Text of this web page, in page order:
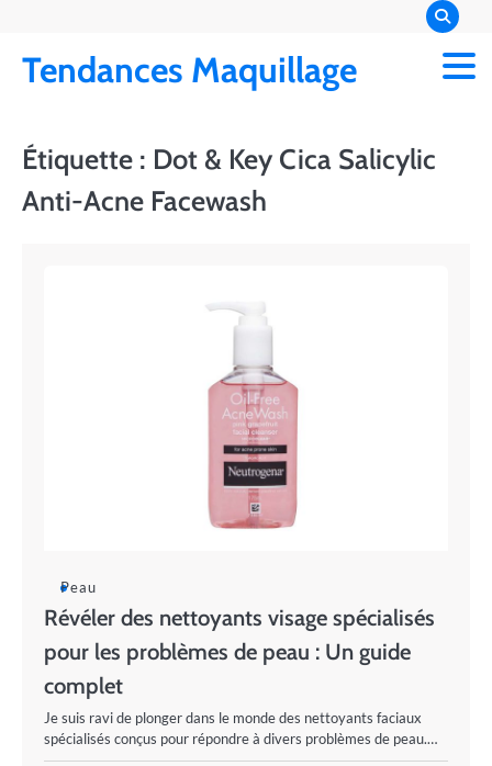
content
Tendances Maquillage
Étiquette : Dot & Key Cica Salicylic
Anti-Acne Facewash
Peau
Révéler des nettoyants visage spécialisés
pour les problèmes de peau : Un guide
complet
Je suis ravi de plonger dans le monde des nettoyants faciaux
spécialisés conçus pour répondre à divers problèmes de peau.…